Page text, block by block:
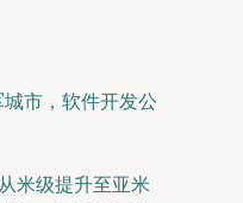
市，软件开发公
米级提升至亚米